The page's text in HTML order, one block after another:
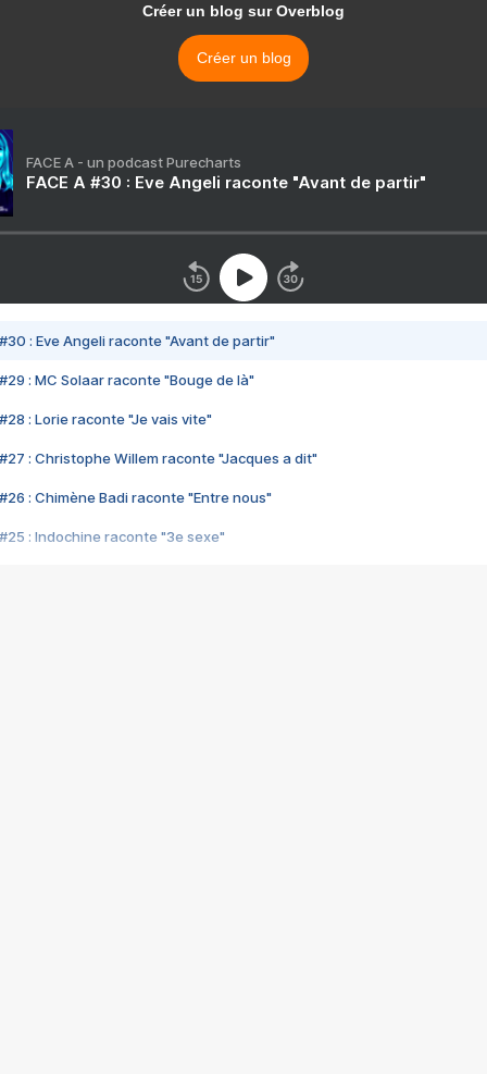
Créer un blog sur Overblog
Créer un blog
FACE A - un podcast Purecharts
FACE A #30 : Eve Angeli raconte "Avant de partir"
#30 : Eve Angeli raconte "Avant de partir"
#29 : MC Solaar raconte "Bouge de là"
#28 : Lorie raconte "Je vais vite"
#27 : Christophe Willem raconte "Jacques a dit"
#26 : Chimène Badi raconte "Entre nous"
#25 : Indochine raconte "3e sexe"